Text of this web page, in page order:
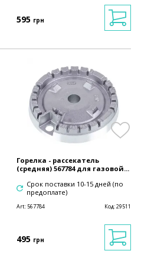
595 грн
Горелка - рассекатель
(средняя) 567784 для газовой...
Срок поставки 10-15 дней (по
предоплате)
Art: 567784 Код:29511
495 грн